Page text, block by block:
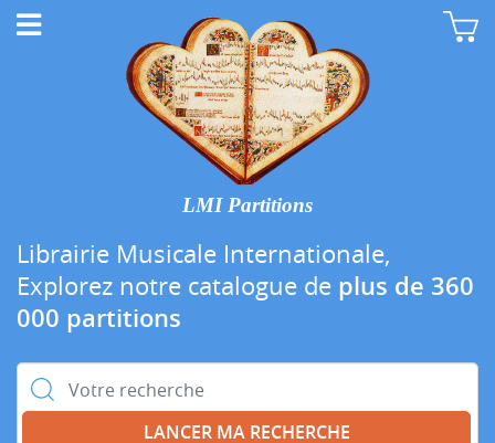
LMI Partitions
Librairie Musicale Internationale,
Explorez notre catalogue de plus de 360
000 partitions
Rechercher :